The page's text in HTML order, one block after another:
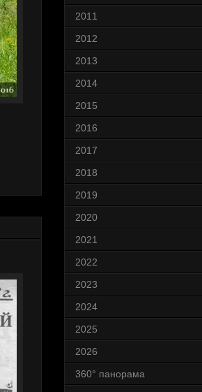
2011
2012
2013
2014
2015
2016
2017
2018
2019
2020
2021
2022
2023
2024
2025
2026
360° панорама